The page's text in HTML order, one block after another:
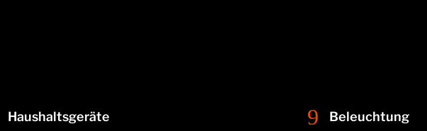
Haushaltsgeräte 9 Beleuchtung